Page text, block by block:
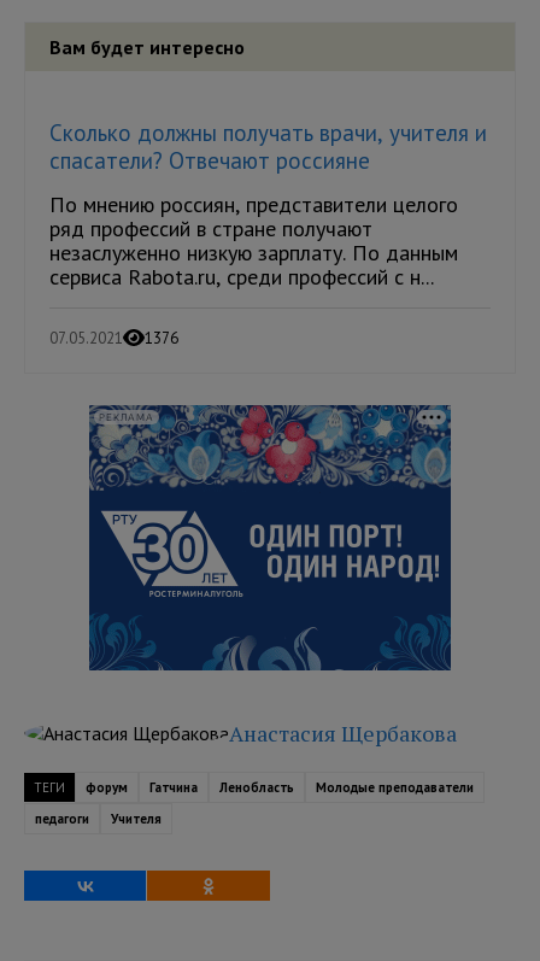
Вам будет интересно
Сколько должны получать врачи, учителя и
спасатели? Отвечают россияне
По мнению россиян, представители целого
ряд профессий в стране получают
незаслуженно низкую зарплату. По данным
сервиса Rabota.ru, среди профессий с н...
07.05.2021 1376
РЕКЛАМА
Анастасия Щербакова
ТЕГИ форум Гатчина Ленобласть
Молодые преподаватели
педагоги
Учителя